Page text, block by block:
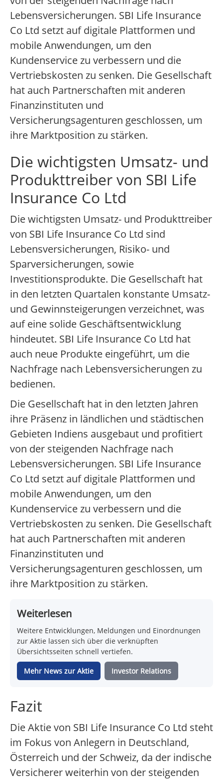
Lebensversicherungen. SBI Life Insurance
Co Ltd setzt auf digitale Plattformen und
mobile Anwendungen, um den
Kundenservice zu verbessern und die
Vertriebskosten zu senken. Die Gesellschaft
hat auch Partnerschaften mit anderen
Finanzinstituten und
Versicherungsagenturen geschlossen, um
ihre Marktposition zu stärken.
Die wichtigsten Umsatz- und
Produkttreiber von SBI Life
Insurance Co Ltd
Die wichtigsten Umsatz- und Produkttreiber
von SBI Life Insurance Co Ltd sind
Lebensversicherungen, Risiko- und
Sparversicherungen, sowie
Investitionsprodukte. Die Gesellschaft hat
in den letzten Quartalen konstante Umsatz-
und Gewinnsteigerungen verzeichnet, was
auf eine solide Geschäftsentwicklung
hindeutet. SBI Life Insurance Co Ltd hat
auch neue Produkte eingeführt, um die
Nachfrage nach Lebensversicherungen zu
bedienen.
Die Gesellschaft hat in den letzten Jahren
ihre Präsenz in ländlichen und städtischen
Gebieten Indiens ausgebaut und profitiert
von der steigenden Nachfrage nach
Lebensversicherungen. SBI Life Insurance
Co Ltd setzt auf digitale Plattformen und
mobile Anwendungen, um den
Kundenservice zu verbessern und die
Vertriebskosten zu senken. Die Gesellschaft
hat auch Partnerschaften mit anderen
Finanzinstituten und
Versicherungsagenturen geschlossen, um
ihre Marktposition zu stärken.
Weiterlesen
Weitere Entwicklungen, Meldungen und Einordnungen
zur Aktie lassen sich über die verknüpften
Übersichtsseiten schnell vertiefen.
Mehr News zur Aktie Investor Relations
Fazit
Die Aktie von SBI Life Insurance Co Ltd steht
im Fokus von Anlegern in Deutschland,
Österreich und der Schweiz, da der indische
Versicherer weiterhin von der steigenden